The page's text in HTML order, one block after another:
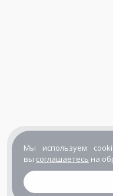
Мы используем
вы соглашаетесь на